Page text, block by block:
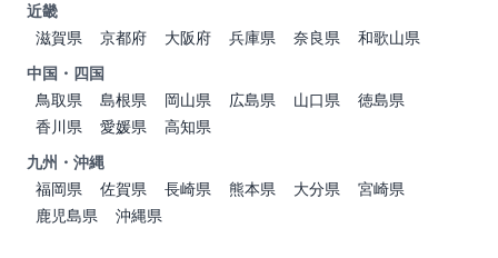
近畿
滋賀県
京都府 大阪府 兵庫県 奈良県
和歌山県
中国・四国
鳥取県
島根県 岡山県 広島県 山口県
徳島県
香川県
愛媛県
高知県
九州・沖縄
福岡県
佐賀県 長崎県 熊本県 大分県
宮崎県
鹿児島県
沖縄県